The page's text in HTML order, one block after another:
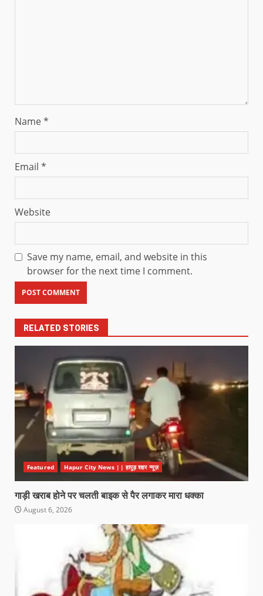
Name*
Email *
Website
Save my name, email, and website in this
browser for the next time I comment.
RELATED STORIES
Featured Hapur City News || हापुड़ शहर न्यूज़
गाड़ी खराब होने पर चलती बाइक से पैर लगाकर मारा धक्का
August 6, 2026